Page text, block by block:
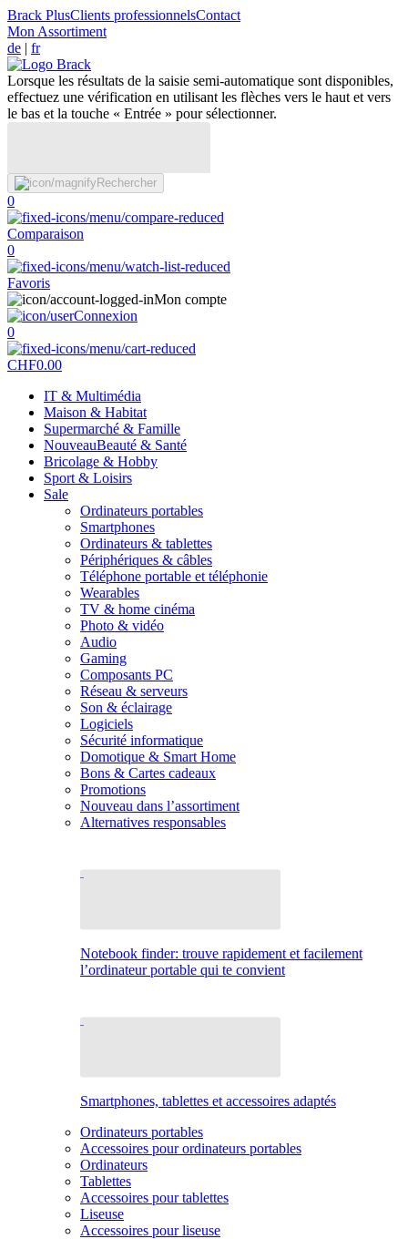
Brack PlusClients professionnelsContact
Mon Assortiment
de | fr
Lorsque les résultats de la saisie semi-automatique sont disponibles,
effectuez une vérification en utilisant les flèches vers le haut et vers
le bas et la touche « Entrée » pour sélectionner.
Rechercher
0
Comparaison
0
Favoris
Mon compte
Connexion
0
CHF0.00
IT & Multimédia
Maison & Habitat
Supermarché & Famille
NouveauBeauté & Santé
Bricolage & Hobby
Sport & Loisirs
Sale
Ordinateurs portables
Smartphones
Ordinateurs & tablettes
Périphériques & câbles
Téléphone portable et téléphonie
Wearables
TV & home cinéma
Photo & vidéo
Audio
Gaming
Composants PC
Réseau & serveurs
Son & éclairage
Logiciels
Sécurité informatique
Domotique & Smart Home
Bons & Cartes cadeaux
Promotions
Nouveau dans l’assortiment
Alternatives responsables
Notebook finder: trouve rapidement et facilement
l’ordinateur portable qui te convient
Smartphones, tablettes et accessoires adaptés
Ordinateurs portables
Accessoires pour ordinateurs portables
Ordinateurs
Tablettes
Accessoires pour tablettes
Liseuse
Accessoires pour liseuse